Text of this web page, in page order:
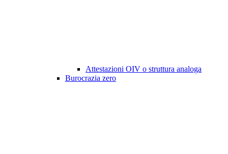
Attestazioni OIV o struttura analoga
Burocrazia zero